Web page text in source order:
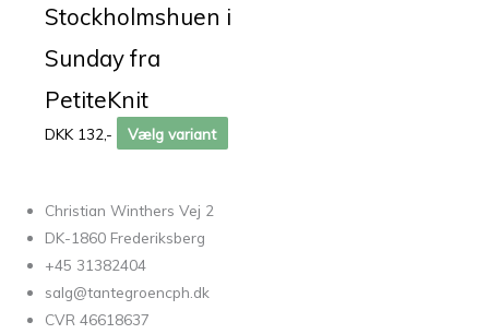
Stockholmshuen i
Sunday fra
PetiteKnit
DKK 132,- Vælg variant
Christian Winthers Vej 2
DK-1860 Frederiksberg
+45 31382404
salg@tantegroencph.dk
CVR 46618637